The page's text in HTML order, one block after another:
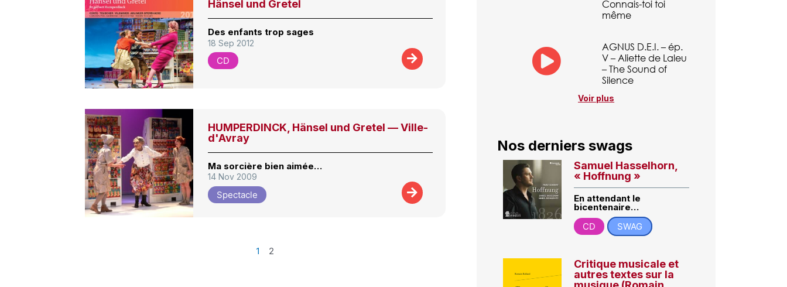
Hänsel und Gretel
Des enfants trop sages
18 Sep 2012
CD
HUMPERDINCK, Hänsel und Gretel — Ville-
d'Avray
Ma sorcière bien aimée…
14 Nov 2009
Spectacle
1 2
Connais-toi toi
même
AGNUS D.E.I. – ép.
V – Aliette de Laleu
– The Sound of
Silence
Voir plus
Nos derniers swags
Samuel Hasselhorn,
« Hoffnung »
En attendant le
bicentenaire…
CD
SWAG
Critique musicale et
autres textes sur la